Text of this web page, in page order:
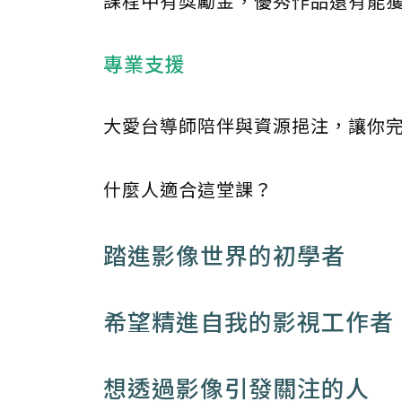
專業支援
大愛台導師陪伴與資源挹注，讓你
什麼人適合這堂課？
踏進影像世界的初學者
希望精進自我的影視工作者
想透過影像引發關注的人